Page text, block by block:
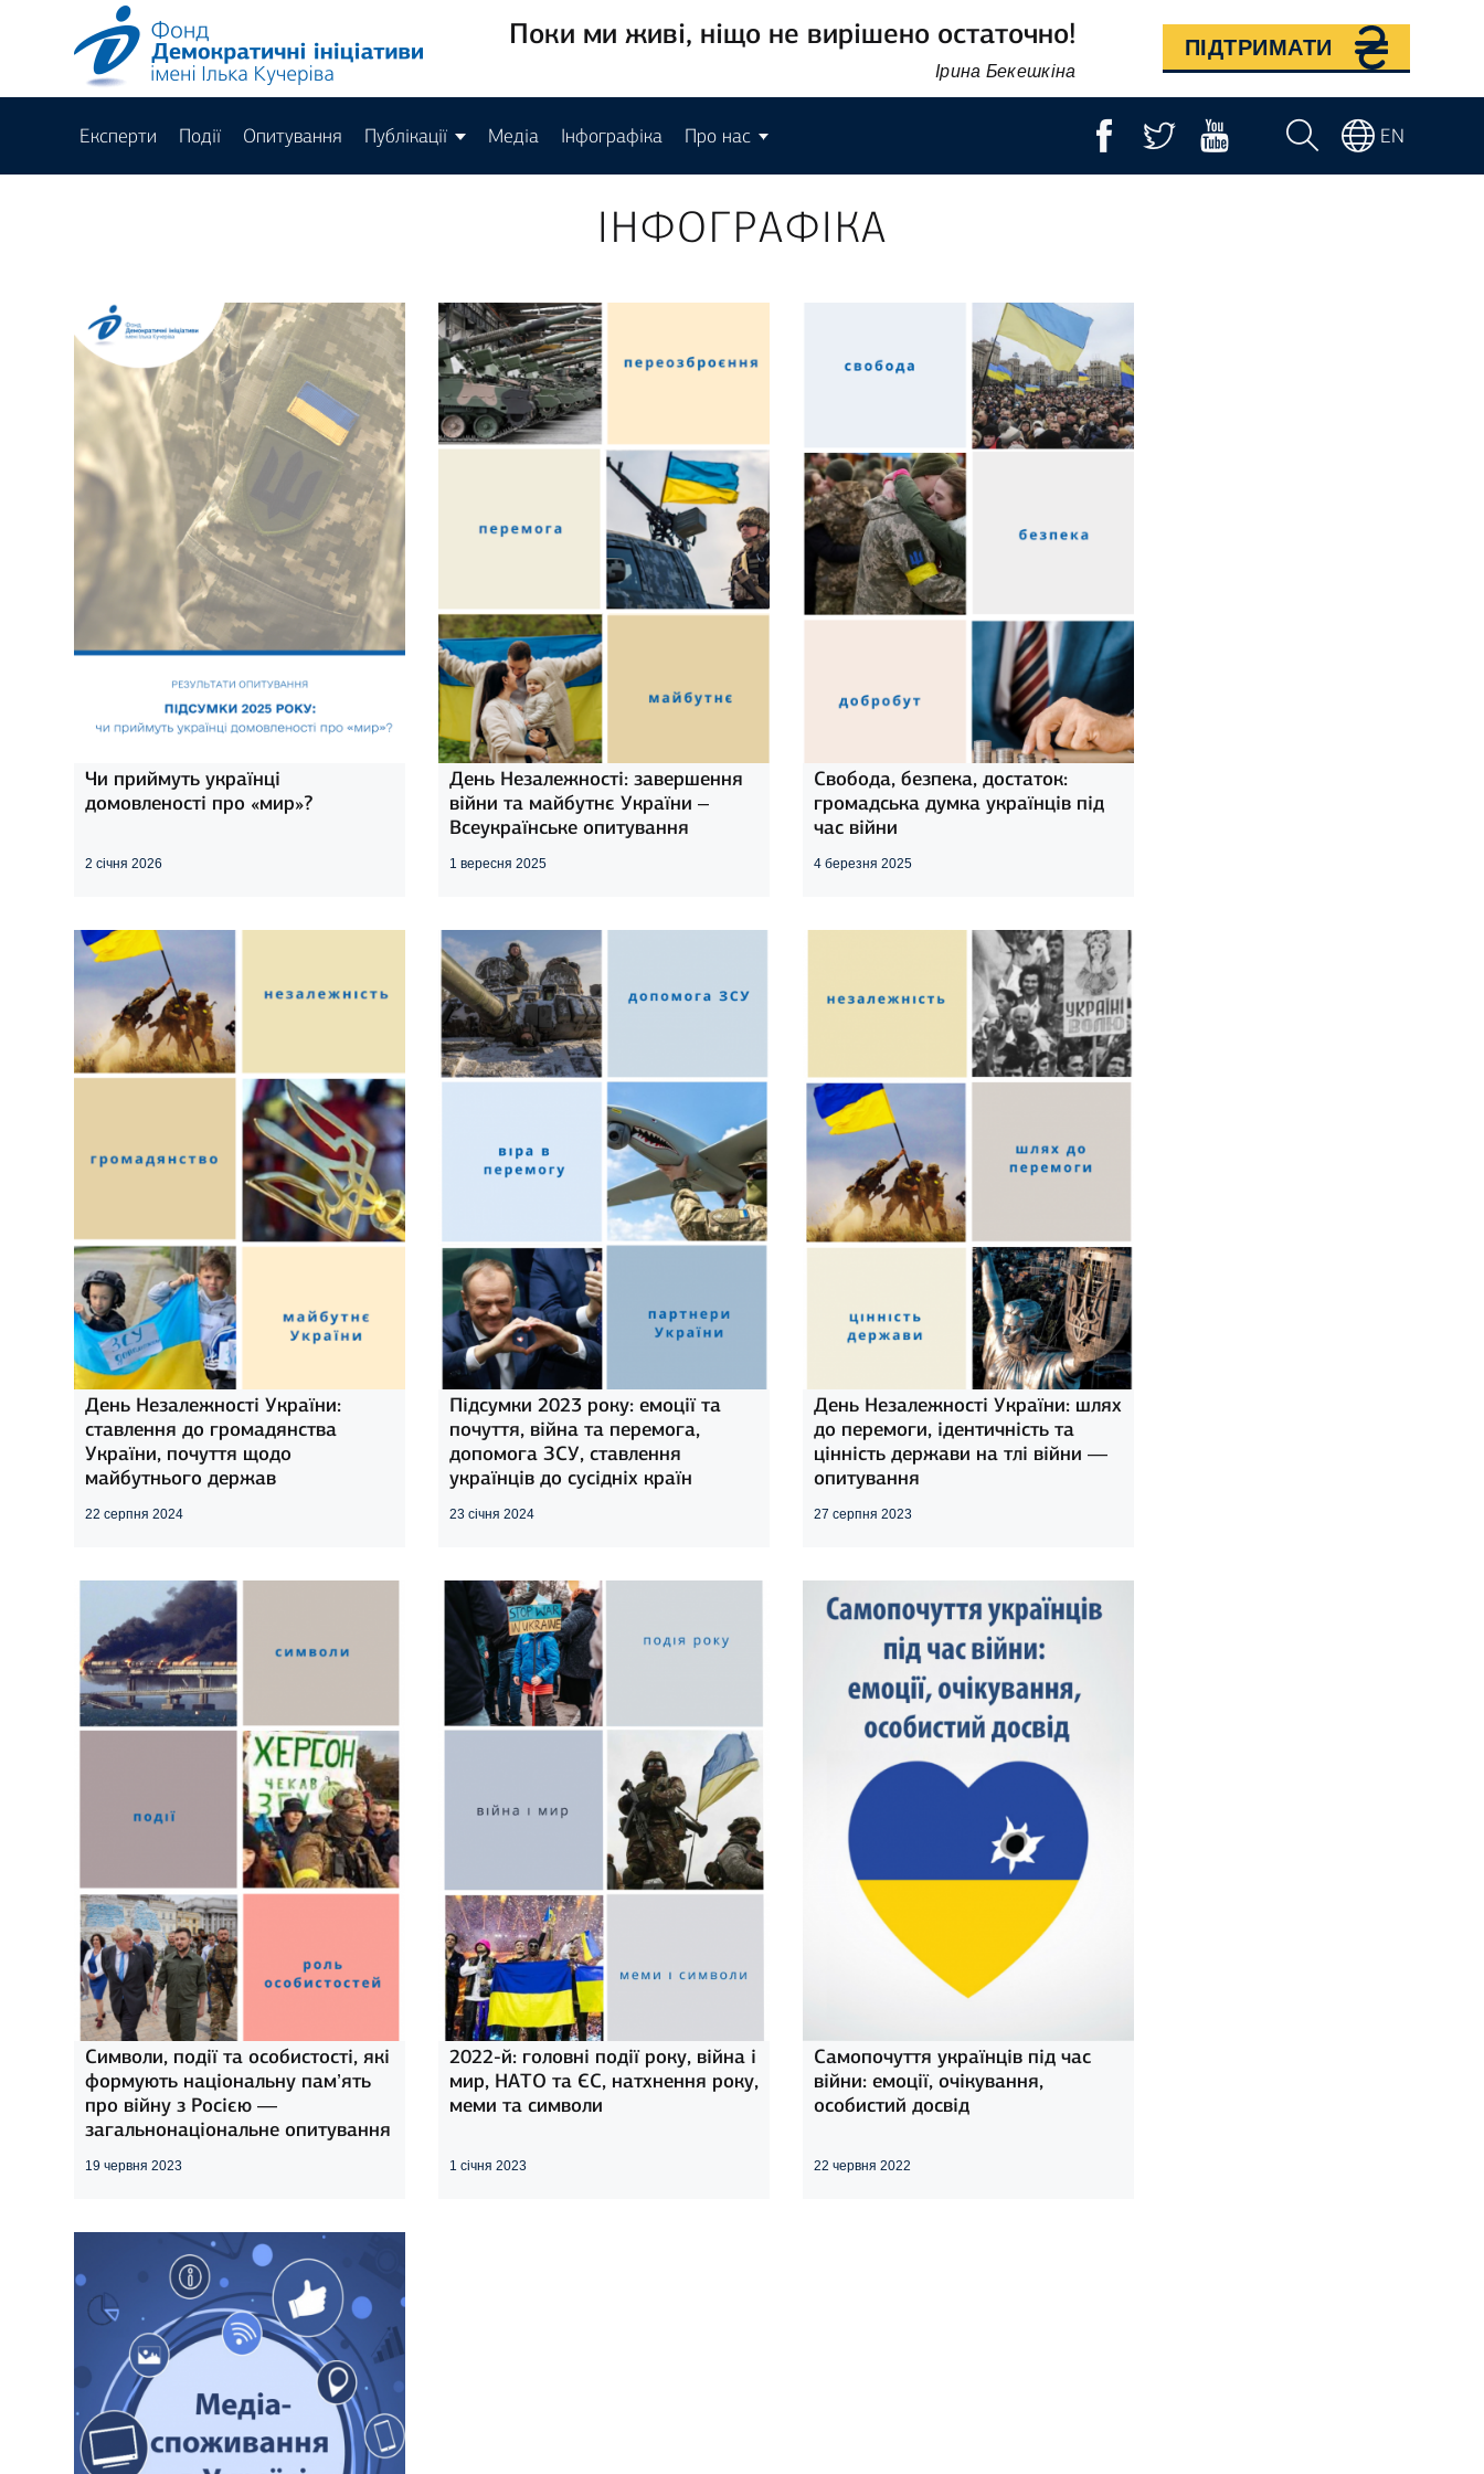
Поки ми живі, ніщо не вирішено остаточно!
Ірина Бекешкіна
ПІДТРИМАТИ
Експерти Події Опитування Публікації Медіа Інфографіка Про нас EN
ІНФОГРАФІКА
Чи приймуть українці
домовленості про «мир»?
2 січня 2026
День Незалежності: завершення
війни та майбутнє України –
Всеукраїнське опитування
1 вересня 2025
Свобода, безпека, достаток:
громадська думка українців під
час війни
4 березня 2025
День Незалежності України:
ставлення до громадянства
України, почуття щодо
майбутнього держав
22 серпня 2024
Підсумки 2023 року: емоції та
почуття, війна та перемога,
допомога ЗСУ, ставлення
українців до сусідніх країн
23 січня 2024
День Незалежності України: шлях
до перемоги, ідентичність та
цінність держави на тлі війни —
опитування
27 серпня 2023
Символи, події та особистості, які
формують національну пам’ять
про війну з Росією —
загальнонаціональне опитування
19 червня 2023
2022-й: головні події року, війна і
мир, НАТО та ЄС, натхнення року,
меми та символи
1 січня 2023
Самопочуття українців під час
війни: емоції, очікування,
особистий досвід
22 червня 2022